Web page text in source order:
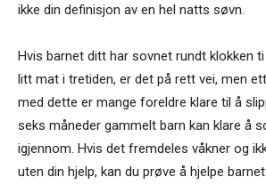
ikke din definisjon av en hel natts søvn.
Hvis barnet ditt har sovnet rundt klokken
litt mat i tretiden, er det på rett vei, men
med dette er mange foreldre klare til å
seks måneder gammelt barn kan klare å
igjennom. Hvis det fremdeles våkner og
uten din hjelp, kan du prøve å hjelpe